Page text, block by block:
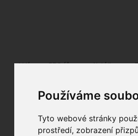
Používáme
Tyto webové stránky
prostředí, zobrazení
Lidé PRO účet Nabídky
Jaroslav Donát alias
Pohlaví: muž
Plzeň, Klatovy,...
36